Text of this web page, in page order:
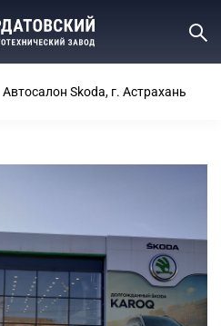
Автосалон Skoda, г. Астрахань